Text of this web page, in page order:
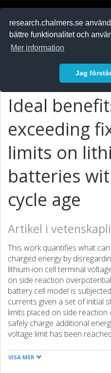
research.chalmers.se
bättre funktionalitet och
Mer information
Jag förstår
Ideal
exceeding
limits on
batteries
cycle age
Artikel i
This work quantifies what
charged energy by
lithium-ion cell terminal
on side reaction
battery cell model is
currents given a set of initial
limits placed on side
safely charge additional
voltage limit has been
in the model and both a fresh
VISA MER